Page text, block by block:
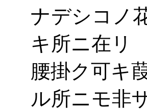
ナデシコノ
キ所ニ在リ
腰掛ク可キ
ル所ニモ非